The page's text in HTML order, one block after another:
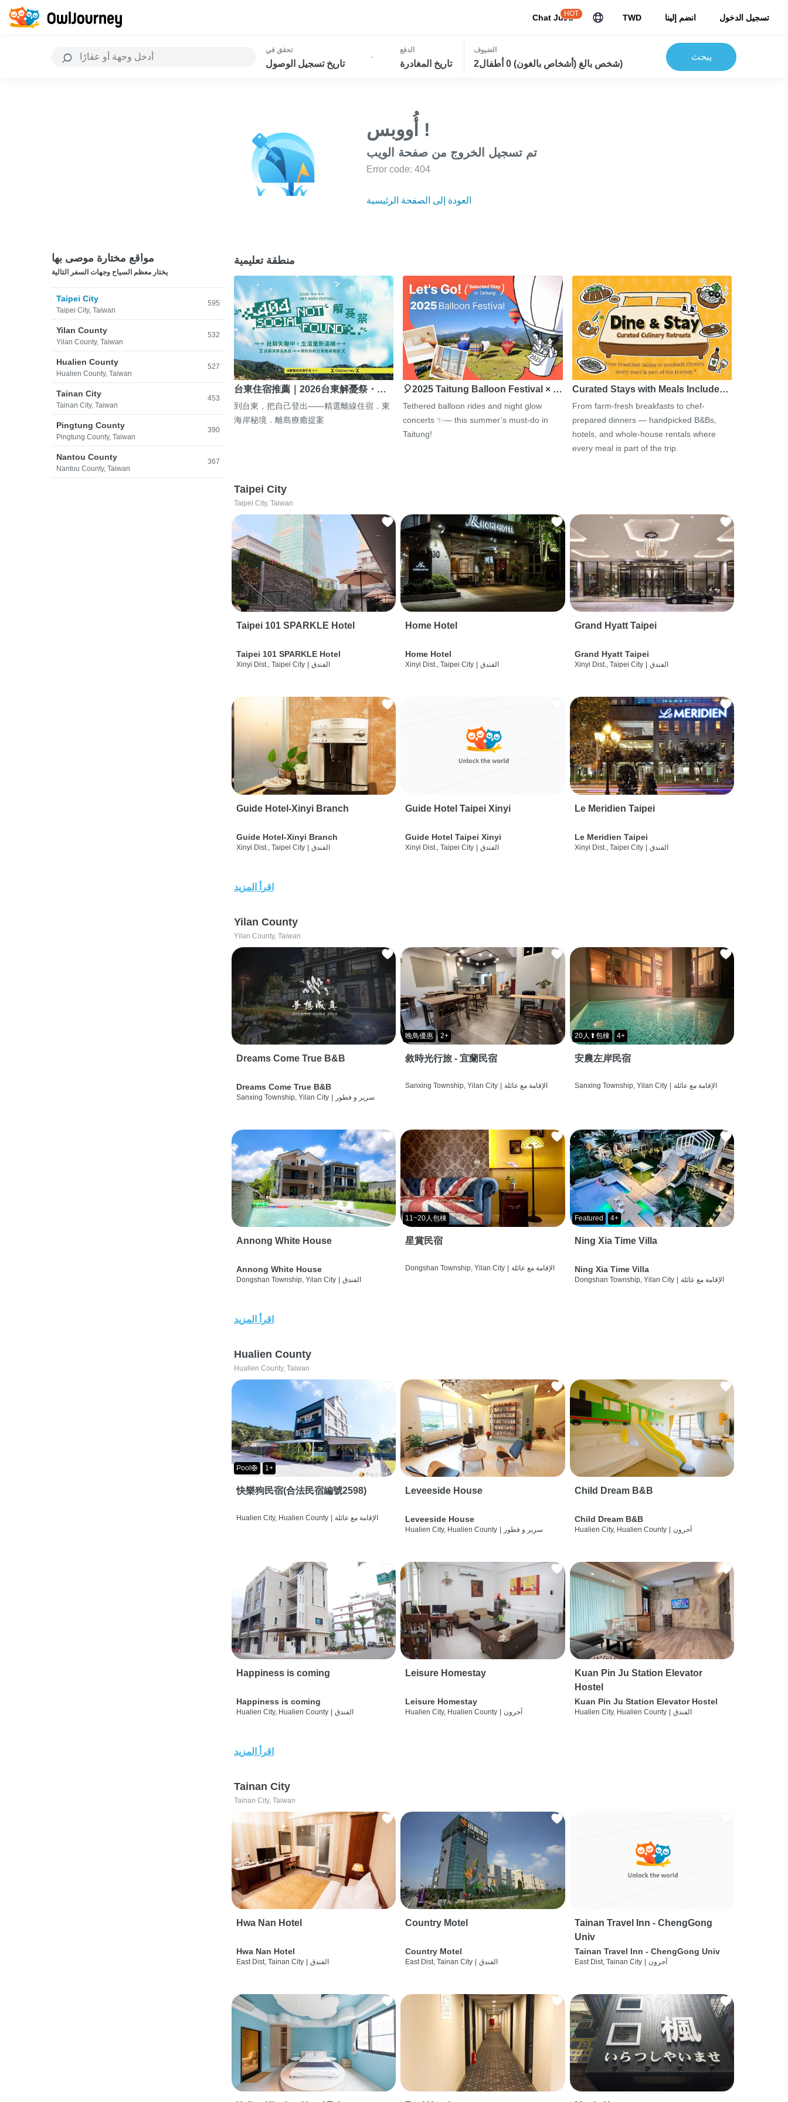
Chat JuJu
HOT TWD انضم إلينا تسجيل الدخول
تحقق في
تاريخ تسجيل الوصول
-
الدفع
تاريخ المغادرة
الضيوف
2شخص بالغ (أشخاص بالغون) 0 أطفال)
يبحث
أُووبس !
تم تسجيل الخروج من صفحة الويب
Error code: 404
العودة إلى الصفحة الرئيسية
مواقع مختارة موصى بها
يختار معظم السياح وجهات السفر التالية
Taipei City
Taipei City, Taiwan
595
Yilan County
Yilan County, Taiwan
532
Hualien County
Hualien County, Taiwan
527
Tainan City
Tainan City, Taiwan
453
Pingtung County
Pingtung County, Taiwan
390
Nantou County
Nantou County, Taiwan
367
منطقة تعليمية
台東住宿推薦｜2026台東解憂祭・…
到台東，把自己登出——精選離線住宿．東
海岸秘境．離島療癒提案
🎈2025 Taitung Balloon Festival × …
Tethered balloon rides and night glow
concerts ✨— this summer’s must-do in
Taitung!
Curated Stays with Meals Include…
From farm-fresh breakfasts to chef-
prepared dinners — handpicked B&Bs,
hotels, and whole-house rentals where
every meal is part of the trip.
Taipei City
Taipei City, Taiwan
Taipei 101 SPARKLE Hotel
Taipei 101 SPARKLE Hotel
Xinyi Dist., Taipei City الفندق
Home Hotel
Home Hotel
Xinyi Dist., Taipei City الفندق
Grand Hyatt Taipei
Grand Hyatt Taipei
Xinyi Dist., Taipei City الفندق
Guide Hotel-Xinyi Branch
Guide Hotel-Xinyi Branch
Xinyi Dist., Taipei City | الفندق
Guide Hotel Taipei Xinyi
Guide Hotel Taipei Xinyi
Xinyi Dist., Taipei City | الفندق
Le Meridien Taipei
Le Meridien Taipei
Xinyi Dist., Taipei City | الفندق
اقرأ المزيد
Yilan County
Yilan County, Taiwan
Dreams Come True B&B
Dreams Come True B&B
Sanxing Township, Yilan City | سرير و فطور
晚鳥優惠 2+
敘時光行旅 - 宜蘭民宿
Sanxing Township, Yilan City | الإقامة مع عائلة
20人⬆包棟 4+
安農左岸民宿
Sanxing Township, Yilan City | الإقامة مع عائلة
Annong White House
Annong White House
Dongshan Township, Yilan City | الفندق
11~20人包棟
星賞民宿
Dongshan Township, Yilan City | الإقامة مع عائلة
Featured 4+
Ning Xia Time Villa
Ning Xia Time Villa
Dongshan Township, Yilan City | الإقامة مع عائلة
اقرأ المزيد
Hualien County
Hualien County, Taiwan
Pool🛟 1+
快樂狗民宿(合法民宿編號2598)
Hualien City, Hualien County | الإقامة مع عائلة
Leveeside House
Leveeside House
Hualien City, Hualien County | سرير و فطور
Child Dream B&B
Child Dream B&B
Hualien City, Hualien County | آحرون
Happiness is coming
Happiness is coming
Hualien City, Hualien County الفندق
Leisure Homestay
Leisure Homestay
Hualien City, Hualien County آحرون
Kuan Pin Ju Station Elevator
Hostel
Kuan Pin Ju Station Elevator Hostel
Hualien City, Hualien County الفندق
اقرأ المزيد
Tainan City
Tainan City, Taiwan
Hwa Nan Hotel
Hwa Nan Hotel
East Dist, Tainan City الفندق
Country Motel
Country Motel
East Dist, Tainan City الفندق
Tainan Travel Inn - ChengGong
Univ
Tainan Travel Inn - ChengGong Univ
East Dist, Tainan City آحرون